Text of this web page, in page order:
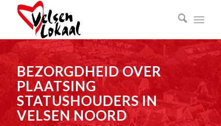
BEZORGDHEID OVER
PLAATSING
STATUSHOUDERS IN
VELSEN NOORD